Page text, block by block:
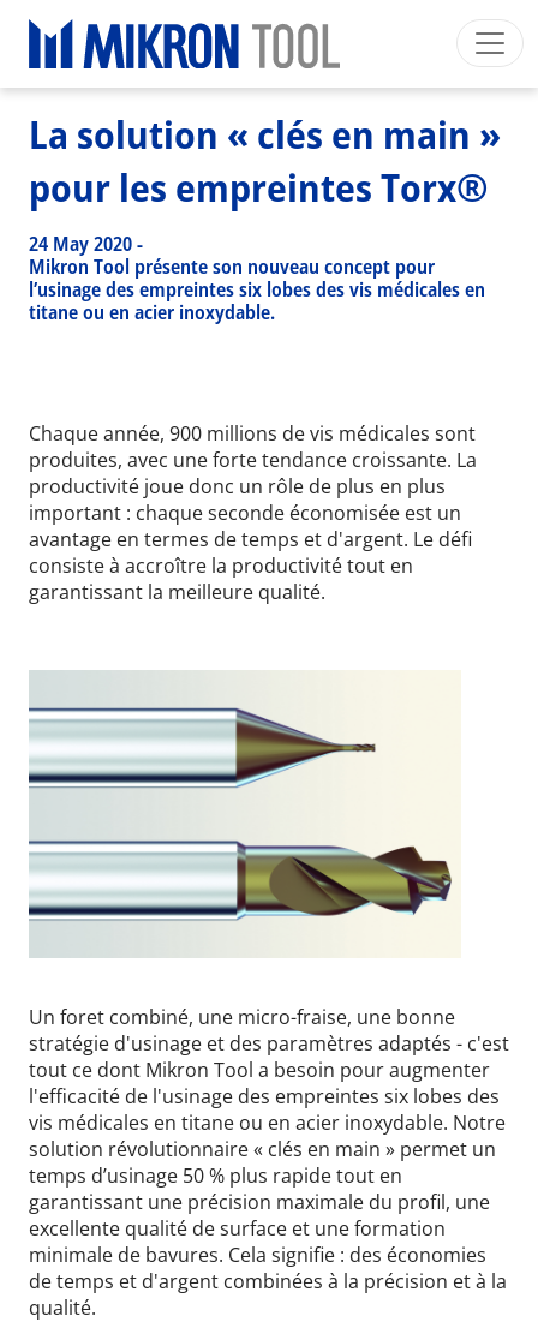
Français Mon Compte Download
Main navigation
SECTEURS INDUSTRIELS
PRODUITS
SERVICES
Breadcrumb
HOME > NEWS EVENTS > NEWS >
LA SOLUTION « CLÉS EN MAIN » POUR LES EMPREINTES TORX®
La solution « clés en main »
pour les empreintes Torx®
24 May 2020-
Mikron Tool présente son nouveau concept pour
l’usinage des empreintes six lobes des vis médicales en
titane ou en acier inoxydable.
Chaque année, 900 millions de vis médicales sont
produites, avec une forte tendance croissante. La
productivité joue donc un rôle de plus en plus
important : chaque seconde économisée est un
avantage en termes de temps et d'argent. Le défi
consiste à accroître la productivité tout en
garantissant la meilleure qualité.
Un foret combiné, une micro-fraise, une bonne
stratégie d'usinage et des paramètres adaptés - c'est
tout ce dont Mikron Tool a besoin pour augmenter
l'efficacité de l'usinage des empreintes six lobes des
vis médicales en titane ou en acier inoxydable. Notre
solution révolutionnaire « clés en main » permet un
temps d’usinage 50 % plus rapide tout en
garantissant une précision maximale du profil, une
excellente qualité de surface et une formation
minimale de bavures. Cela signifie : des économies
de temps et d'argent combinées à la précision et à la
qualité.